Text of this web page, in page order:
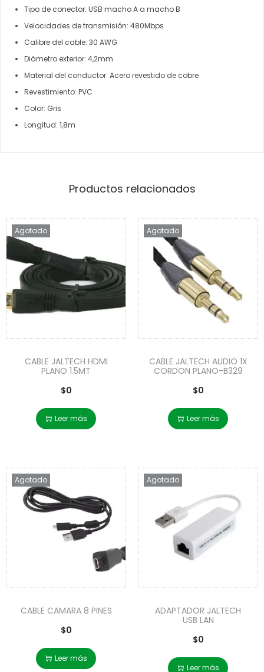
Tipo de conector: USB macho A a macho B
Velocidades de transmisión: 480Mbps
Calibre del cable: 30 AWG
Diámetro exterior: 4,2mm
Material del conductor: Acero revestido de cobre
Revestimiento: PVC
Color: Gris
Longitud: 1,8m
Productos relacionados
Agotado
CABLE JALTECH HDMI
PLANO 1.5MT
$0
Leer más
Agotado
CABLE JALTECH AUDIO 1X
CORDON PLANO-B329
$0
Leer más
Agotado
CABLE CAMARA 8 PINES
$0
Leer más
Agotado
ADAPTADOR JALTECH
USB LAN
$0
Leer más